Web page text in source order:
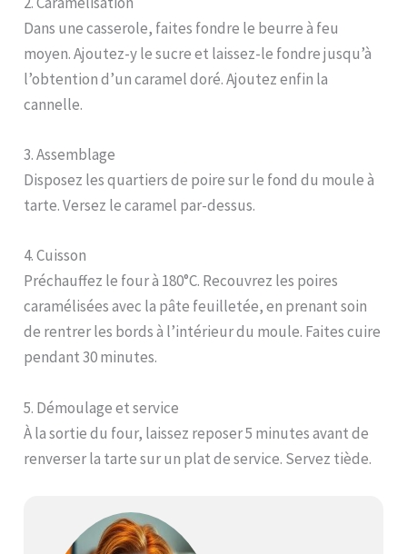
Dans une casserole, faites fondre le beurre à feu
moyen. Ajoutez-y le sucre et laissez-le fondre jusqu’à
l’obtention d’un caramel doré. Ajoutez enfin la
cannelle.
3. Assemblage
Disposez les quartiers de poire sur le fond du moule à
tarte. Versez le caramel par-dessus.
4. Cuisson
Préchauffez le four à 180°C. Recouvrez les poires
caramélisées avec la pâte feuilletée, en prenant soin
de rentrer les bords à l’intérieur du moule. Faites cuire
pendant 30 minutes.
5. Démoulage et service
À la sortie du four, laissez reposer 5 minutes avant de
renverser la tarte sur un plat de service. Servez tiède.